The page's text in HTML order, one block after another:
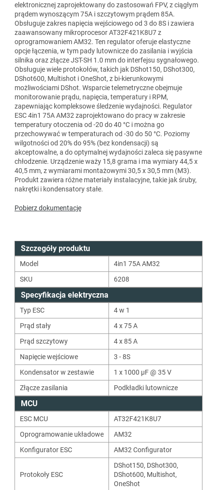
elektronicznej zaprojektowany do zastosowań FPV, z ciągłym
prądem wynoszącym 75A i szczytowym prądem 85A.
Obsługuje zakres napięcia wejściowego od 3 do 8S i zawiera
zaawansowany mikroprocesor AT32F421K8U7 z
oprogramowaniem AM32. Ten regulator oferuje elastyczne
opcje łączenia, w tym pady lutownicze do zasilania i wyjścia
silnika oraz złącze JST-SH 1.0 mm do interfejsu sygnałowego.
Obsługuje wiele protokołów, takich jak DShot150, DShot300,
DShot600, Multishot i OneShot, z bi-kierunkowymi
możliwościami DShot. Wsparcie telemetryczne obejmuje
monitorowanie prądu, napięcia, temperatury i RPM,
zapewniając kompleksowe śledzenie wydajności. Regulator
ESC 4in1 75A AM32 zaprojektowano do pracy w zakresie
temperatury otoczenia od -20 do 40 °C i można go
przechowywać w temperaturach od -30 do 50 °C. Poziomy
wilgotności od 20% do 95% (bez kondensacji) są
akceptowalne, a do optymalnej wydajności zaleca się pasywne
chłodzenie. Urządzenie waży 15,8 grama i ma wymiary 44,5 x
40,5 mm, z wymiarami montażowymi 30,5 x 30,5 mm (M3).
Produkt zawiera różne materiały instalacyjne, takie jak śruby,
nakrętki i kondensatory stałe.
Pobierz dokumentację
Szczegóły produktu
Model
4in1 75A AM32
SKU
6208
Specyfikacja elektryczna
Typ ESC
4 w 1
Prąd stały
4 x 75 A
Prąd szczytowy
4 x 85 A
Napięcie wejściowe
3 - 8S
Kondensator w zestawie
1 x 1000 µF @ 35 V
Złącze zasilania
Podkładki lutownicze
MCU
ESC MCU
AT32F421K8U7
Oprogramowanie układowe
AM32
Konfigurator ESC
AM32 Configurator
Protokoły ESC
DShot150, DShot300,
DShot600, Multishot,
OneShot